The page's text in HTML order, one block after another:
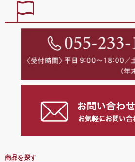
商品を探す